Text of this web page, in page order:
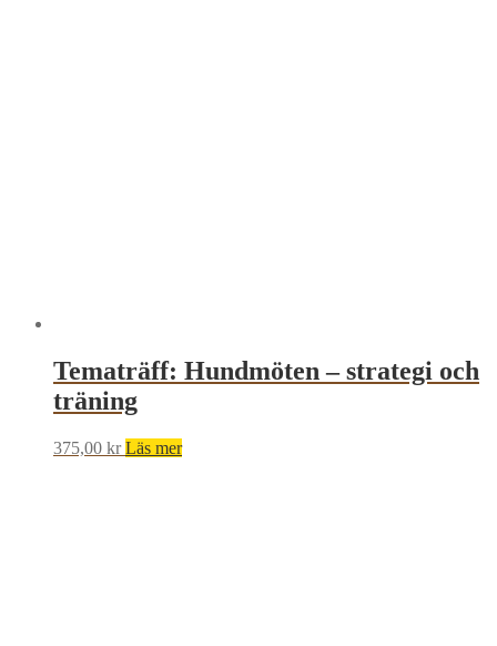
Tematräff: Hundmöten – strategi och
träning
375,00 kr Läs mer